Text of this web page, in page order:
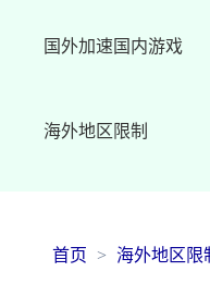
国外加速国内游戏
海外地区限制
首页 海外地区限